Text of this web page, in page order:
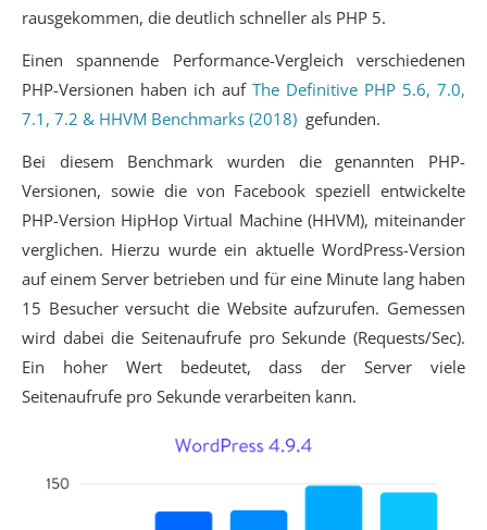
rausgekommen, die deutlich schneller als PHP 5.
Einen spannende Performance-Vergleich verschiedenen
PHP-Versionen haben ich auf The Definitive PHP 5.6, 7.0,
7.1, 7.2 & HHVM Benchmarks (2018) gefunden.
Bei diesem Benchmark wurden die genannten PHP-
Versionen, sowie die von Facebook speziell entwickelte
PHP-Version HipHop Virtual Machine (HHVM), miteinander
verglichen. Hierzu wurde ein aktuelle WordPress-Version
auf einem Server betrieben und für eine Minute lang haben
15 Besucher versucht die Website aufzurufen. Gemessen
wird dabei die Seitenaufrufe pro Sekunde (Requests/Sec).
Ein hoher Wert bedeutet, dass der Server viele
Seitenaufrufe pro Sekunde verarbeiten kann.